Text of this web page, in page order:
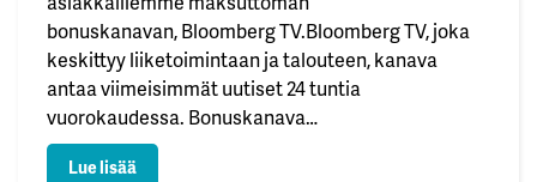
bonuskanavan, Bloomberg TV.Bloomberg TV, joka
keskittyy liiketoimintaan ja talouteen, kanava
antaa viimeisimmät uutiset 24 tuntia
vuorokaudessa. Bonuskanava
löytyy kanavapaikalta 352.Mukavaa kevättä! 🌷
Lue lisää